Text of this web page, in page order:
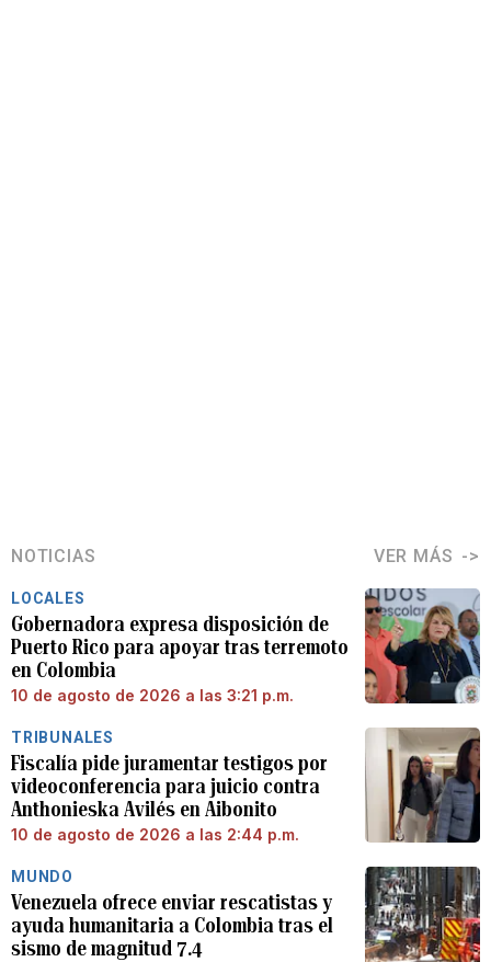
NOTICIAS VER MÁS
LOCALES
Gobernadora expresa disposición de
Puerto Rico para apoyar tras terremoto
en Colombia
10 de agosto de 2026 a las 3:21 p.m.
TRIBUNALES
Fiscalía pide juramentar testigos por
videoconferencia para juicio contra
Anthonieska Avilés en Aibonito
10 de agosto de 2026 a las 2:44 p.m.
MUNDO
Venezuela ofrece enviar rescatistas y
ayuda humanitaria a Colombia tras el
sismo de magnitud 7.4